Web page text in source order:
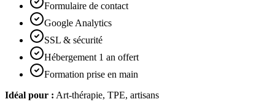
Formulaire de contact
Google Analytics
SSL & sécurité
Hébergement 1 an offert
Formation prise en main
Idéal pour : Art-thérapie, TPE, artisans